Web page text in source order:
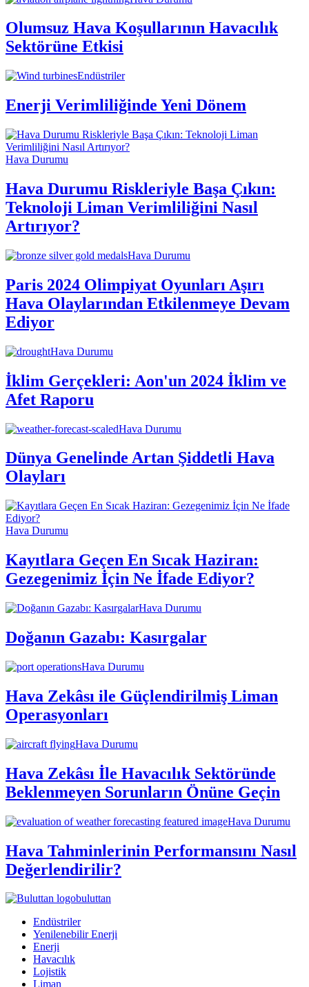
Olumsuz Hava Koşullarının Havacılık
Sektörüne Etkisi
Endüstriler
Enerji Verimliliğinde Yeni Dönem
Hava Durumu
Hava Durumu Riskleriyle Başa Çıkın:
Teknoloji Liman Verimliliğini Nasıl
Artırıyor?
Hava Durumu
Paris 2024 Olimpiyat Oyunları Aşırı
Hava Olaylarından Etkilenmeye Devam
Ediyor
Hava Durumu
İklim Gerçekleri: Aon'un 2024 İklim ve
Afet Raporu
Hava Durumu
Dünya Genelinde Artan Şiddetli Hava
Olayları
Hava Durumu
Kayıtlara Geçen En Sıcak Haziran:
Gezegenimiz İçin Ne İfade Ediyor?
Hava Durumu
Doğanın Gazabı: Kasırgalar
Hava Durumu
Hava Zekâsı ile Güçlendirilmiş Liman
Operasyonları
Hava Durumu
Hava Zekâsı İle Havacılık Sektöründe
Beklenmeyen Sorunların Önüne Geçin
Hava Durumu
Hava Tahminlerinin Performansını Nasıl
Değerlendirilir?
buluttan
Endüstriler
Yenilenebilir Enerji
Enerji
Havacılık
Lojistik
Liman